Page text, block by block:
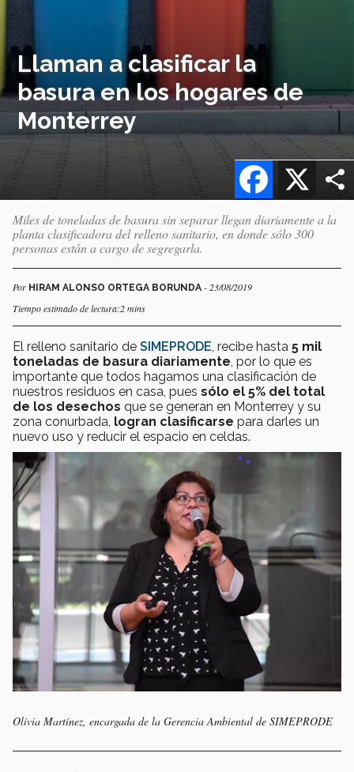
Llaman a clasificar la
basura en los hogares de
Monterrey
X
Facebook
Miles de toneladas de basura sin separar llegan diariamente a la
planta clasificadora del relleno sanitario, en donde sólo 300
personas están a cargo de segregarla.
Por HIRAM ALONSO ORTEGA BORUNDA - 23/08/2019
Tiempo estimado de lectura:2 mins
El relleno sanitario de SIMEPRODE , recibe hasta 5 mil
toneladas de basura diariamente , por lo que es
importante que todos hagamos una clasificación de
nuestros residuos en casa, pues sólo el 5% del total
de los desechos que se generan en Monterrey y su
zona conurbada, logran clasificarse para darles un
nuevo uso y reducir el espacio en celdas.
Olivia Martínez, encargada de la Gerencia Ambiental de SIMEPRODE